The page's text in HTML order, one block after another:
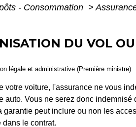
- Consommation >
DU VOL
légale et administrative (Première ministre)
votre voiture, l'assurance ne vous
auto. Vous ne serez donc
peut inclure ou non les
le contrat.